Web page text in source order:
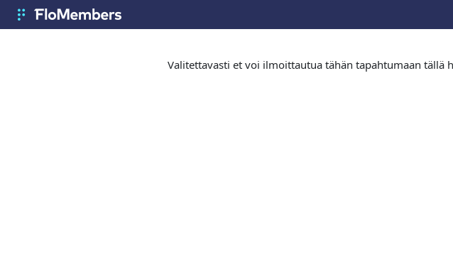
FloMembers
Valitettavasti et voi ilmoittautua tähän tapahtumaan